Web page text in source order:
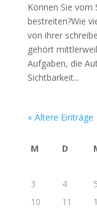
Können Sie vom
bestreiten?Wie
von ihrer
gehört
Aufgaben, die
Sichtbarkeit...
« Ältere Einträge
M D
3
4 5
10
11